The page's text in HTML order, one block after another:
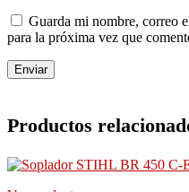
Guarda mi nombre, correo
para la próxima vez que
Productos